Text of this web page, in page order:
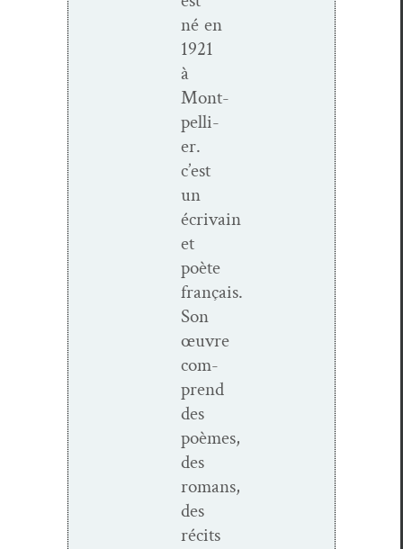
né en
1921
à
Mont­
pel­li­
er.
c’est
un
écrivain
et
poète
français.
Son
œuvre
com­
prend
des
poèmes,
des
romans,
des
réc­its